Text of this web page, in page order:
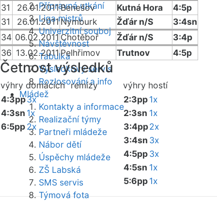
Přípravná utkání
Liga mistrů
Univerzitní souboj
Návštěvnost
Tabulka
Výsledkový servis
Rozlosování a info
Mládež
Kontakty a informace
Realizační týmy
Partneři mládeže
Nábor dětí
Úspěchy mládeže
ZŠ Labská
SMS servis
Týmová fota
31
26.01.2011Benešov Kutná Hora
4:5p
31
26.01.2011Nymburk Žďár n/S
3:4sn
34 06.02.2011Chotěboř Žďár n/S
3:4p
36 13.02.2011 Pelhřimov Trutnov 4:5p
Četnost výsledků
výhry domácíchremízy výhry hostí
4:3pp3x
4:3sn 1x
6:5pp2x
2:3pp1x
2:3sn 1x
3:4pp2x
3:4sn 3x
4:5pp3x
4:5sn 1x
5:6pp1x